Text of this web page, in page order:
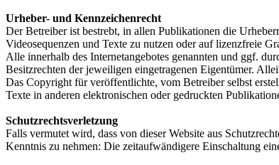
Urheber- und Kennzeichenrecht
Der Betreiber ist bestrebt, in allen Publikationen die
Videosequenzen und Texte zu nutzen oder auf lizenzfreie
Alle innerhalb des Internetangebotes genannten und ggf.
Besitzrechten der jeweiligen eingetragenen Eigentümer.
Das Copyright für veröffentlichte, vom Betreiber selbst
Texte in anderen elektronischen oder gedruckten
Schutzrechtsverletzung
Falls vermutet wird, dass von dieser Website aus
Kenntnis zu nehmen: Die zeitaufwändigere Einschaltung